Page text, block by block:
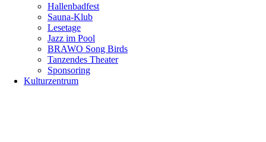
Hallenbadfest
Sauna-Klub
Lesetage
Jazz im Pool
BRAWO Song Birds
Tanzendes Theater
Sponsoring
Kulturzentrum